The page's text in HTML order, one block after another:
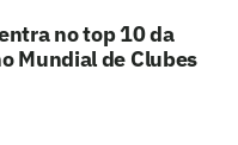
no top 10 da
Mundial de Clubes